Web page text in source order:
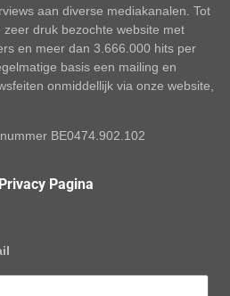
aan diverse mediakanalen. Tot
druk bezochte website met
en meer dan 3.666.000 hits per
basis een mailing en
onmiddellijk via onze website,
BE0474.902.102
Pagina